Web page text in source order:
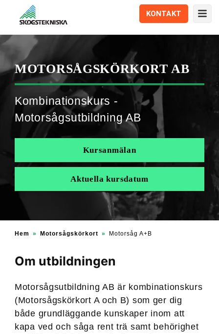
KONTAKT
MOTORSÅGS­KÖRKORT AB
Kombinationskurs -
Motorsågsutbildning AB
Kursanmälan
Aktuella kursdatum
Hem » Motorsågskörkort » Motorsåg A+B
Om utbildningen
Motorsågsutbildning AB är kombinationskurs
(Motorsågskörkort A och B) som ger dig
både grundläggande kunskaper inom att
kapa ved och såga rent trä samt behörighet